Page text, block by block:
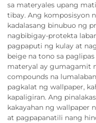
sa materyales upang
tibay. Ang komposisyon
kadalasang binubuo ng
nagbibigay-protekta
pagpaputi ng kulay at
beige na tono sa
materyal ay gumagamit
compounds na
pagkalat ng wallpaper,
kapaligiran. Ang
kakayahan ng wallpaper
at pagpapanatili nang